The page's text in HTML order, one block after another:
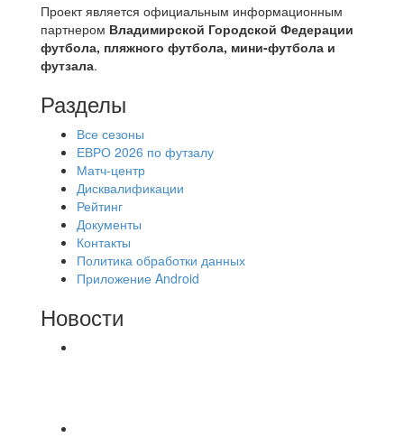
Проект является официальным информационным
партнером Владимирской Городской Федерации
футбола, пляжного футбола, мини-футбола и
футзала.
Разделы
Все сезоны
ЕВРО 2026 по футзалу
Матч-центр
Дисквалификации
Рейтинг
Документы
Контакты
Политика обработки данных
Приложение Android
Новости